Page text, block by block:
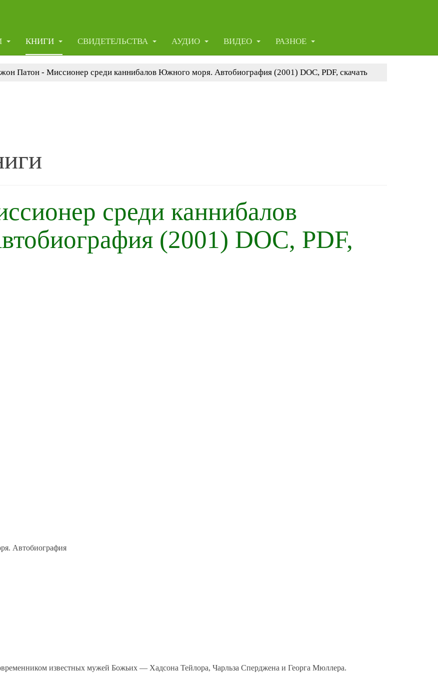
КНИГИ СВИДЕТЕЛЬСТВА АУДИО ВИДЕО РАЗНОЕ
Патон - Миссионер среди каннибалов Южного моря. Автобиография (2001) DOC, PDF, скачать
среди каннибалов
(2001) DOC, PDF,
Автобиография
известных мужей Божьих — Хадсона Тейлора, Чарльза Сперджена и Георга Мюллера.